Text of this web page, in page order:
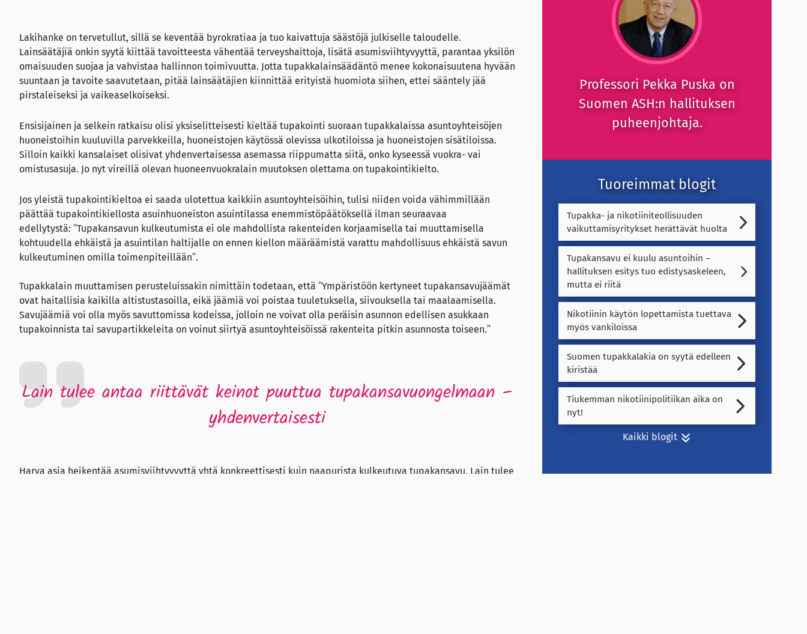
Lakihanke on tervetullut, sillä se keventää byrokratiaa ja tuo kaivattuja säästöjä julkiselle taloudelle.
Lainsäätäjiä onkin syytä kiittää tavoitteesta vähentää terveyshaittoja, lisätä asumisviihtyvyyttä, parantaa yksilön
omaisuuden suojaa ja vahvistaa hallinnon toimivuutta. Jotta tupakkalainsäädäntö menee kokonaisuutena hyvään
suuntaan ja tavoite saavutetaan, pitää lainsäätäjien kiinnittää erityistä huomiota siihen, ettei sääntely jää
pirstaleiseksi ja vaikeaselkoiseksi.
Ensisijainen ja selkein ratkaisu olisi yksiselitteisesti kieltää tupakointi suoraan tupakkalaissa asuntoyhteisöjen
huoneistoihin kuuluvilla parvekkeilla, huoneistojen käytössä olevissa ulkotiloissa ja huoneistojen sisätiloissa.
Silloin kaikki kansalaiset olisivat yhdenvertaisessa asemassa riippumatta siitä, onko kyseessä vuokra- vai
omistusasuja. Jo nyt vireillä olevan huoneenvuokralain muutoksen olettama on tupakointikielto.
Jos yleistä tupakointikieltoa ei saada ulotettua kaikkiin asuntoyhteisöihin, tulisi niiden voida vähimmillään
päättää tupakointikiellosta asuinhuoneiston asuintilassa enemmistöpäätöksellä ilman seuraavaa
edellytystä: ”Tupakansavun kulkeutumista ei ole mahdollista rakenteiden korjaamisella tai muuttamisella
kohtuudella ehkäistä ja asuintilan haltijalle on ennen kiellon määräämistä varattu mahdollisuus ehkäistä savun
kulkeutuminen omilla toimenpiteillään”.
Tupakkalain muuttamisen perusteluissakin nimittäin todetaan, että ”Ympäristöön kertyneet tupakansavujäämät
ovat haitallisia kaikilla altistustasoilla, eikä jäämiä voi poistaa tuuletuksella, siivouksella tai maalaamisella.
Savujäämiä voi olla myös savuttomissa kodeissa, jolloin ne voivat olla peräisin asunnon edellisen asukkaan
tupakoinnista tai savupartikkeleita on voinut siirtyä asuntoyhteisöissä rakenteita pitkin asunnosta toiseen.”
Lain tulee antaa riittävät keinot puuttua tupakansavuongelmaan –
yhdenvertaisesti
Harva asia heikentää asumisviihtyvyyttä yhtä konkreettisesti kuin naapurista kulkeutuva tupakansavu. Lain tulee
Professori Pekka Puska on
Suomen ASH:n hallituksen
puheenjohtaja.
Tuoreimmat blogit
Tupakka- ja nikotiiniteollisuuden
vaikuttamisyritykset herättävät huolta
Tupakansavu ei kuulu asuntoihin –
hallituksen esitys tuo edistysaskeleen,
mutta ei riitä
Nikotiinin käytön lopettamista tuettava
myös vankiloissa
Suomen tupakkalakia on syytä edelleen
kiristää
Tiukemman nikotiinipolitiikan aika on
nyt!
Kaikki blogit